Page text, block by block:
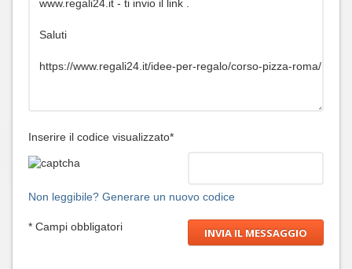
Inserire il codice visualizzato*
Non leggibile? Generare un nuovo codice
* Campi obbligatori